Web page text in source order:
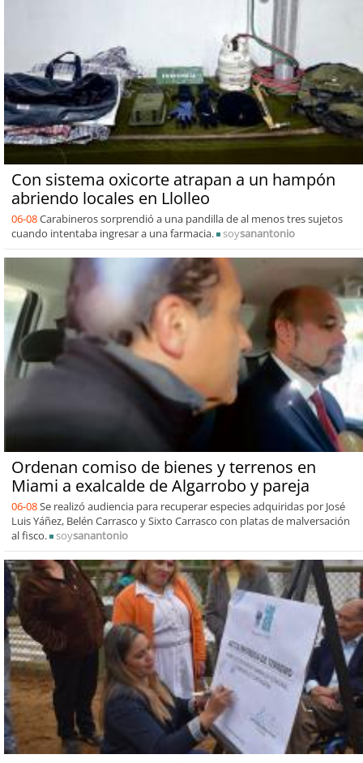
Con sistema oxicorte atrapan a un hampón
abriendo locales en Llolleo
06-08Carabineros sorprendió a una pandilla de al menos tres sujetos
cuando intentaba ingresar a una farmacia.
soysanantonio
Ordenan comiso de bienes y terrenos en
Miami a exalcalde de Algarrobo y pareja
06-08Se realizó audiencia para recuperar especies adquiridas por José
Luis Yáñez, Belén Carrasco y Sixto Carrasco con platas de malversación
al fisco.
soysanantonio